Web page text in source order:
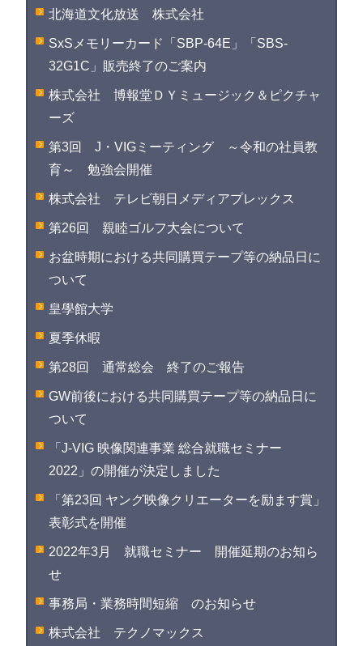
北海道文化放送 株式会社
SxSメモリーカード「SBP-64E」「SBS-
32G1C」販売終了のご案内
株式会社 博報堂ＤＹミュージック＆ピクチャ
ーズ
第3回 J・VIGミーティング ～令和の社員教
育～ 勉強会開催
株式会社 テレビ朝日メディアプレックス
第26回 親睦ゴルフ大会について
お盆時期における共同購買テープ等の納品日に
ついて
皇學館大学
夏季休暇
第28回 通常総会 終了のご報告
GW前後における共同購買テープ等の納品日に
ついて
「J-VIG 映像関連事業 総合就職セミナー
2022」の開催が決定しました
「第23回 ヤング映像クリエーターを励ます賞」
表彰式を開催
2022年3月 就職セミナー 開催延期のお知ら
せ
事務局・業務時間短縮 のお知らせ
株式会社 テクノマックス